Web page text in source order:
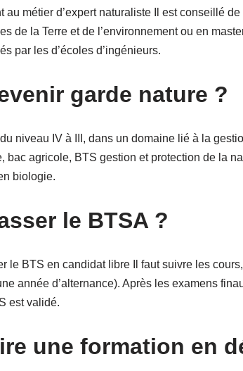
au métier d’expert naturaliste Il est conseillé
de la Terre et de l’environnement ou en
par les d’écoles d’ingénieurs.
garde nature ?
niveau IV à III, dans un domaine lié à la
bac agricole, BTS gestion et protection de la
biologie.
le BTSA ?
le BTS en candidat libre Il faut suivre les
année d’alternance). Après les examens
est validé.
une formation en